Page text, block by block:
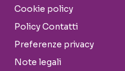
Cookie policy
Policy Contatti
Preferenze privacy
Note legali